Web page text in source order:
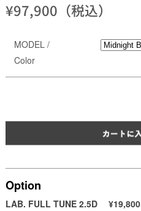
¥97,900（税込）
MODEL /
Color
Option
LAB. FULL TUNE 2.5D ¥19,800